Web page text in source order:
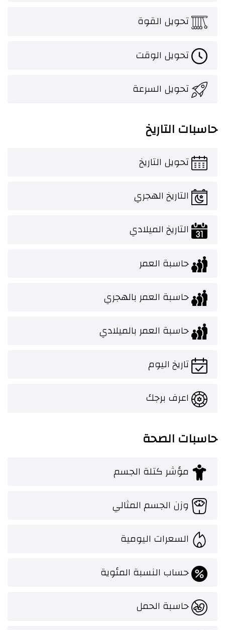
تحويل القوة
تحويل الوقت
تحويل السرعة
حاسبات التاريخ
تحويل التاريخ
التاريخ الهجري
التاريخ الميلادي
حاسبة العمر
حاسبة العمر بالهجري
حاسبة العمر بالميلادي
تاريخ اليوم
اعرف برجك
حاسبات الصحة
مؤشر كتلة الجسم
وزن الجسم المثالي
السعرات اليومية
حساب النسبة المئوية
حاسبة الحمل